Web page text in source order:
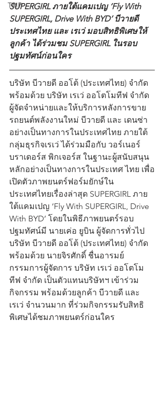
TRIP
SUPERGIRL ภายใต้แคมเปญ ‘Fly With
SUPERGIRL, Drive With BYD’ บีวายดี
ประเทศไทย และ เรเว่ มอบสิทธิพิเศษให้
ลูกค้า ได้ร่วมชม SUPERGIRL ในรอบ
ปฐมทัศน์ก่อนใคร
บริษัท บีวายดี ออโต้ (ประเทศไทย) จำกัด
พร้อมด้วย บริษัท เรเว่ ออโตโมทีฟ จำกัด
ผู้จัดจำหน่ายและให้บริการหลังการขาย
รถยนต์พลังงานใหม่ บีวายดี และ เดนซ่า
อย่างเป็นทางการในประเทศไทย ภายใต้
กลุ่มธุรกิจเรเว่ ได้ร่วมมือกับ วอร์เนอร์
บราเดอร์ส พิกเจอร์ส ในฐานะผู้สนับสนุน
หลักอย่างเป็นทางการในประเทศ ไทย เพื่อ
เปิดตัวภาพยนตร์ฟอร์มยักษ์ใน
ประเทศไทยเรื่องล่าสุด SUPERGIRL ภาย
ใต้แคมเปญ ‘Fly With SUPERGIRL, Drive
With BYD’ โดยในพิธีภาพยนตร์รอบ
ปฐมทัศน์มี นายเค่อ ยูบิน ผู้จัดการทั่วไป
บริษัท บีวายดี ออโต้ (ประเทศไทย) จำกัด
พร้อมด้วย นายจิรศักดิ์ ชื่นอารมย์
กรรมการผู้จัดการ บริษัท เรเว่ ออโตโม
ทีฟ จำกัด เป็นตัวแทนบริษัทฯ เข้าร่วม
กิจกรรม พร้อมด้วยลูกค้า บีวายดี และ
เรเว่ จำนวนมาก ที่ร่วมกิจกรรมรับสิทธิ
พิเศษได้ชมภาพยนตร์ก่อนใคร